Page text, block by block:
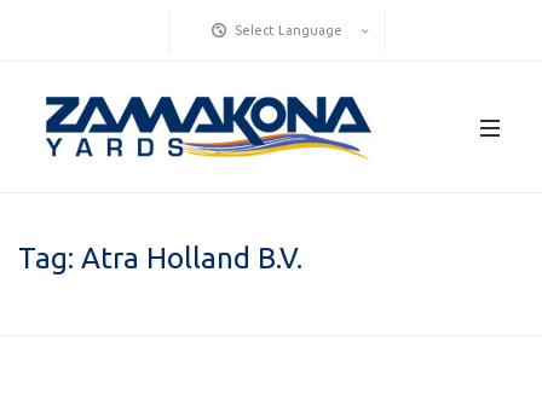
Select Language
Tag: Atra Holland B.V.